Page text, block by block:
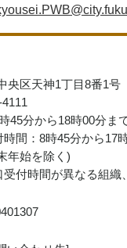
央区天神1丁目8番1号
45分から18時00分ま
間：8時45分から17
年始を除く)
付時間が異なる組織